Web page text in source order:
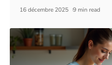
16 décembre 2025 9 min read